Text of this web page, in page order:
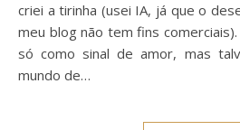
criei a tirinha (usei IA, já que o
meu blog não tem fins
só como sinal de amor, mas
mundo de…